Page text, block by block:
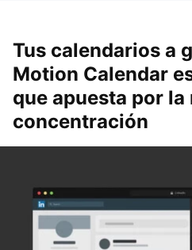
Tus calendarios a
Motion Calendar
que apuesta por la
concentración